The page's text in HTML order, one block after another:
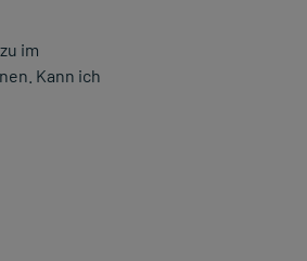
im
Kann ich